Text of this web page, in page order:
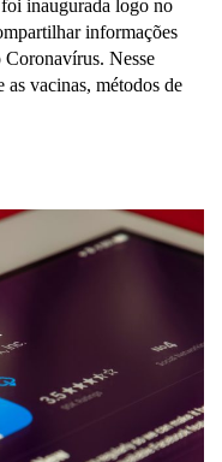
inaugurada logo no
informações
Coronavírus. Nesse
as vacinas, métodos de